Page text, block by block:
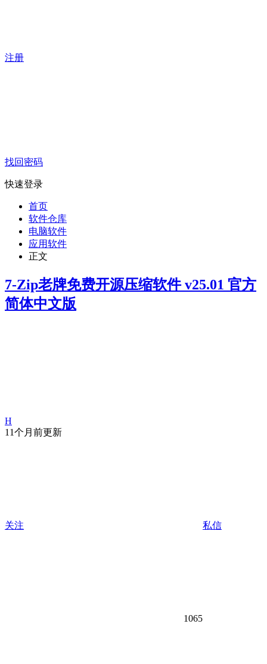
注册
找回密码
快速登录
首页
软件仓库
电脑软件
应用软件
正文
7-Zip老牌免费开源压缩软件 v25.01 官方
简体中文版
H
11个月前更新
关注 私信
1065